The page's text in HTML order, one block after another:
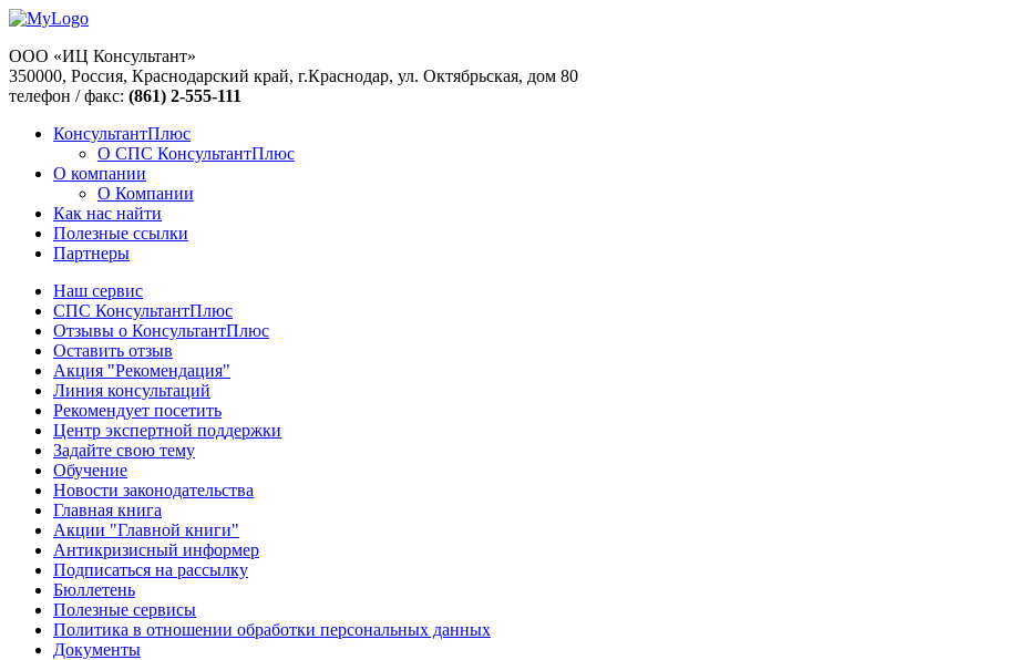
ООО «ИЦ Консультант»
350000, Россия, Краснодарский край, г.Краснодар, ул. Октябрьская, дом 80
телефон / факс: (861) 2-555-111
КонсультантПлюс
О СПС КонсультантПлюс
О компании
О Компании
Как нас найти
Полезные ссылки
Партнеры
Наш сервис
СПС КонсультантПлюс
Отзывы о КонсультантПлюс
Оставить отзыв
Акция "Рекомендация"
Линия консультаций
Рекомендует посетить
Центр экспертной поддержки
Задайте свою тему
Обучение
Новости законодательства
Главная книга
Акции "Главной книги"
Антикризисный информер
Подписаться на рассылку
Бюллетень
Полезные сервисы
Политика в отношении обработки персональных данных
Документы